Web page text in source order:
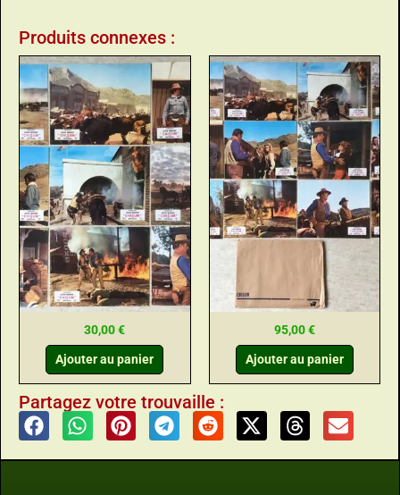
Produits connexes :
30,00€
Ajouter au panier
95,00€
Ajouter au panier
Partagez votre trouvaille :